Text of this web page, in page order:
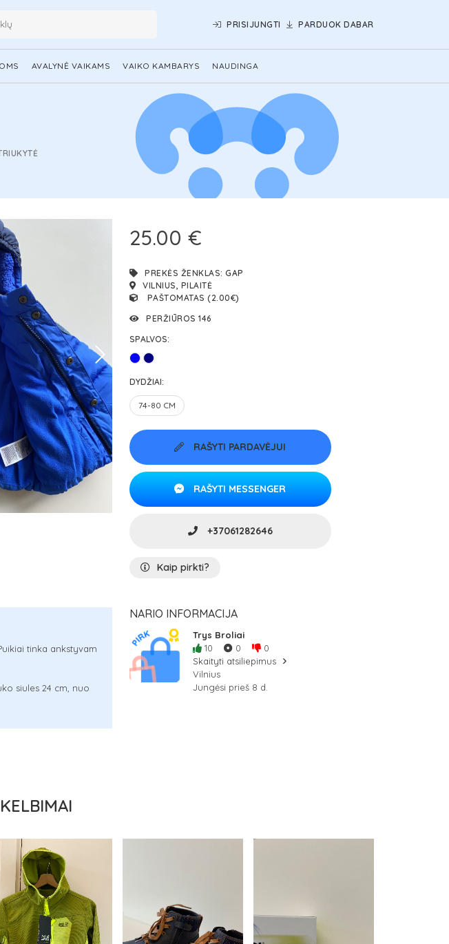
PRISIJUNGTI PARDUOK DABAR
AVALYNĖ VAIKAMS VAIKO KAMBARYS NAUDINGA
25.00 €
PREKĖS ŽENKLAS: GAP
VILNIUS, PILAITĖ
PAŠTOMATAS (2.00€)
PERŽIŪROS 146
SPALVOS:
DYDŽIAI:
74-80 CM
RAŠYTI PARDAVĖJUI
RAŠYTI MESSENGER
+37061282646
Kaip pirkti?
tinka ankstyvam
siules 24 cm, nuo
NARIO INFORMACIJA
Trys Broliai
10
0
0
Skaityti atsiliepimus
Vilnius
Jungėsi prieš 8 d.